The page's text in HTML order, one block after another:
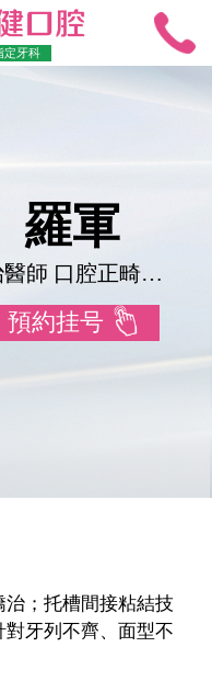
定牙科
羅軍
主治醫師 口腔正畸學碩士
預約挂号
治；托槽間接粘結技
牙列不齊、面型不